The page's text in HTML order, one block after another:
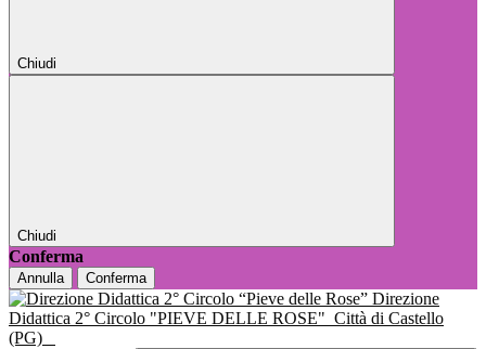
Chiudi
Chiudi
Conferma
Annulla Conferma
Direzione
Didattica 2° Circolo "PIEVE DELLE ROSE" Città di Castello
(PG)